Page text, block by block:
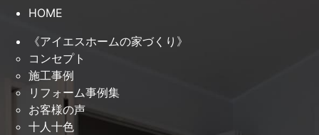
HOME
《アイエスホームの家づくり》
コンセプト
施工事例
リフォーム事例集
お客様の声
十人十色